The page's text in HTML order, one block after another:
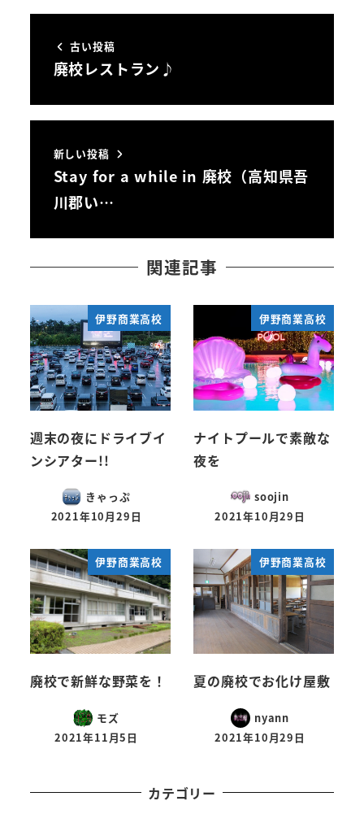
古い投稿
廃校レストラン♪
新しい投稿
Stay for a while in 廃校（高知県吾
川郡い…
関連記事
伊野商業高校
週末の夜にドライブイ
ンシアター!!
きゃっぷ
投稿日
2021年10月29日
伊野商業高校
ナイトプールで素敵な
夜を
soojin
投稿日
2021年10月29日
伊野商業高校
廃校で新鮮な野菜を！
モズ
投稿日
2021年11月5日
伊野商業高校
夏の廃校でお化け屋敷
nyann
投稿日
2021年10月29日
カテゴリー